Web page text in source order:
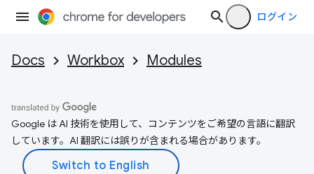
ログイン
Docs Workbox Modules
Google は AI 技術を使用して、コンテンツをご希望の言語に翻訳
しています。AI 翻訳には誤りが含まれる場合があります。